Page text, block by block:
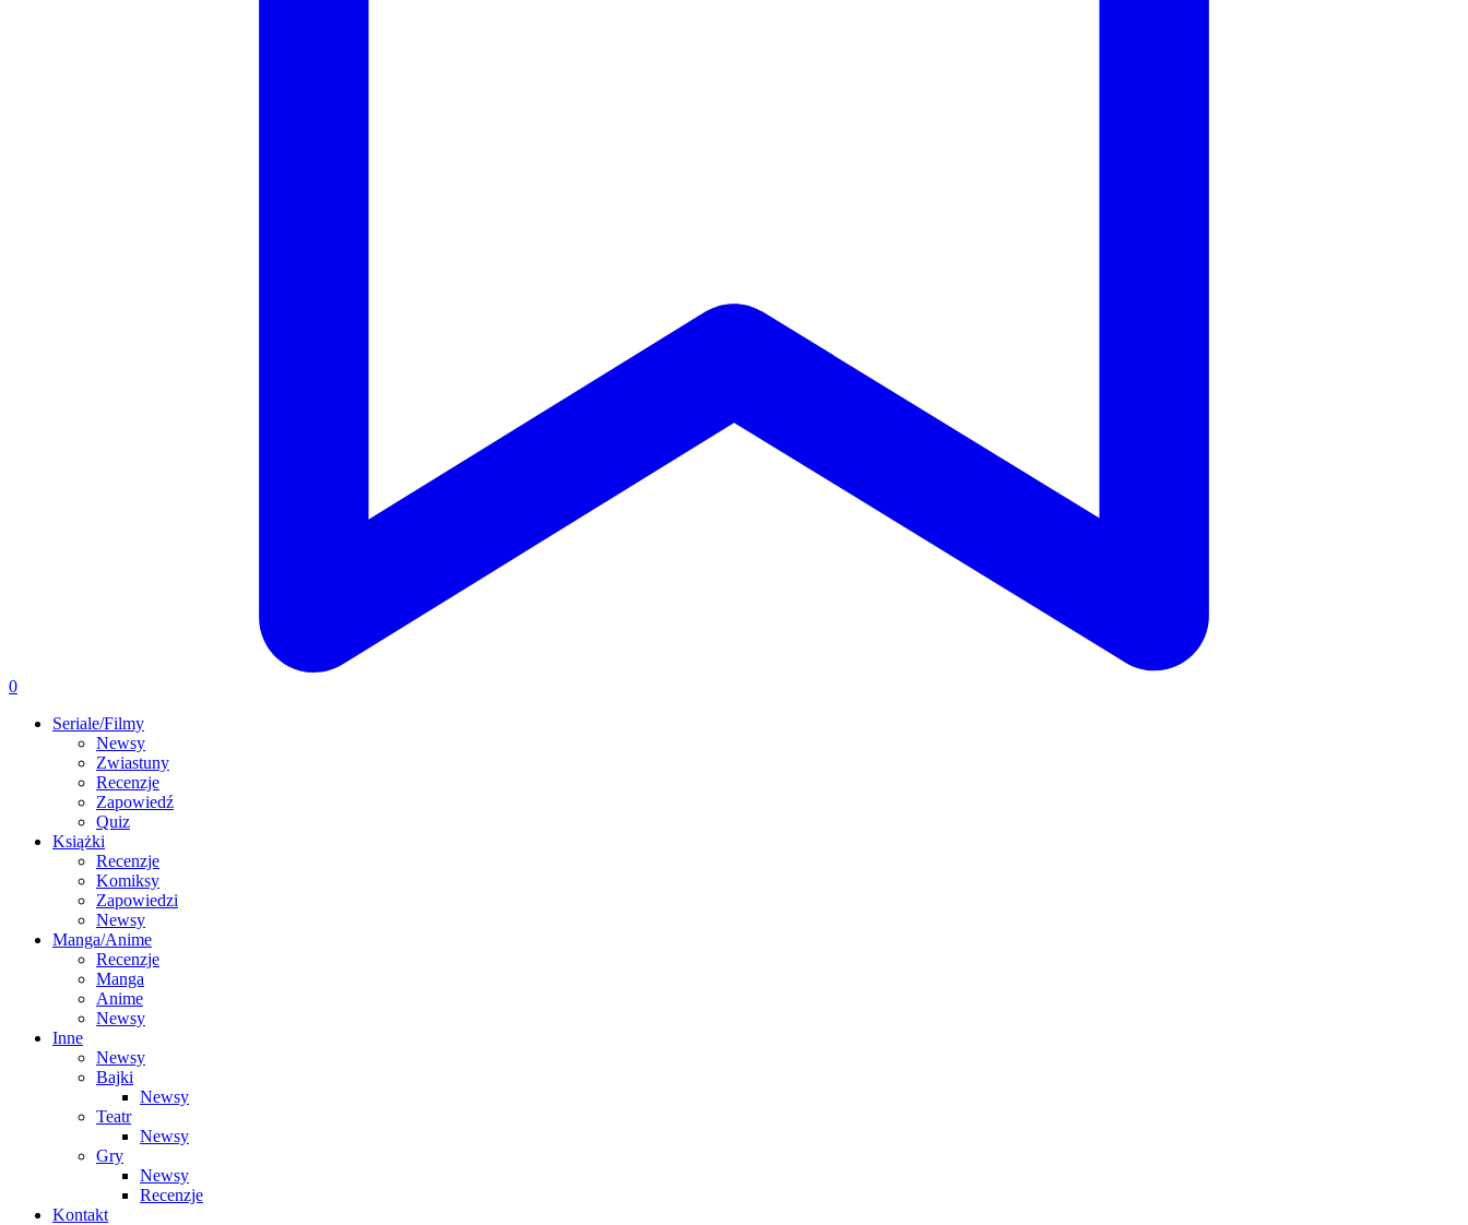
0
Seriale/Filmy
Newsy
Zwiastuny
Recenzje
Zapowiedź
Quiz
Książki
Recenzje
Komiksy
Zapowiedzi
Newsy
Manga/Anime
Recenzje
Manga
Anime
Newsy
Inne
Newsy
Bajki
Newsy
Teatr
Newsy
Gry
Newsy
Recenzje
Kontakt